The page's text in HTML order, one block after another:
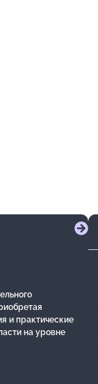
и практические
на уровне